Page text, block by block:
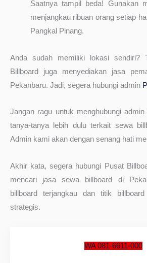
Saatnya tampil beda! Gunakan
menjangkau ribuan orang setiap
Pangkal Pinang.
Anda sudah memiliki lokasi sendiri?
Billboard juga menyediakan jasa
Pekanbaru. Jadi, segera hubungi admin
Jangan ragu untuk menghubungi
tanya-tanya lebih dulu terkait sewa
Admin kami akan dengan senang hati
Akhir kata, segera hubungi Pusat
mencari jasa sewa billboard di
billboard terjangkau dan titik
strategis.
WA 081-6611-000